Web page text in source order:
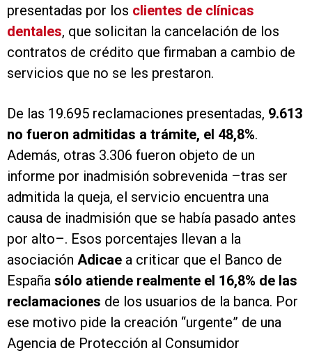
presentadas por los clientes de clínicas
dentales, que solicitan la cancelación de los
contratos de crédito que firmaban a cambio de
servicios que no se les prestaron.
De las 19.695 reclamaciones presentadas, 9.613
no fueron admitidas a trámite, el 48,8%.
Además, otras 3.306 fueron objeto de un
informe por inadmisión sobrevenida –tras ser
admitida la queja, el servicio encuentra una
causa de inadmisión que se había pasado antes
por alto–. Esos porcentajes llevan a la
asociación Adicae a criticar que el Banco de
España sólo atiende realmente el 16,8% de las
reclamaciones de los usuarios de la banca. Por
ese motivo pide la creación “urgente” de una
Agencia de Protección al Consumidor